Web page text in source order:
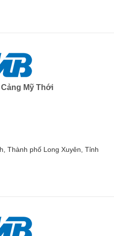
Mỹ Thới
Thành phố Long Xuyên, Tỉnh